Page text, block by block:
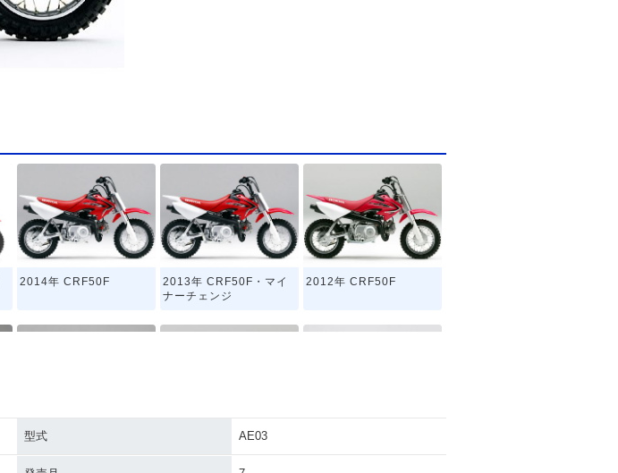
2014年 CRF50F
2013年 CRF50F・マイ
ナーチェンジ
2012年 CRF50F
2008年 CRF50F・マイ
2007年 CRF50F
型式 AE03